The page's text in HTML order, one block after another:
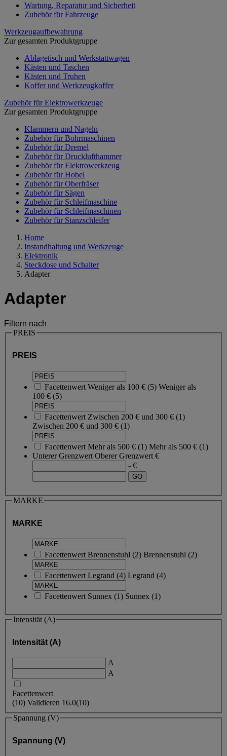
Wartung, Reparatur und Sicherheit
Zubehör für Fahrzeuge
Werkzeugaufbewahrung
Zur gesamten Produktgruppe
Ablagetisch und Werkstattwagen
Kästen und Taschen
Kästen und Truhen
Koffer und Werkzeugkoffer
Zubehör für Elektrowerkzeuge
Zur gesamten Produktgruppe
Klammern und Nageln
Zubehör für Bohrmaschinen
Zubehör für Dremel
Zubehör für Drucklufthammer
Zubehör für Elektrowerkzeug
Zubehör für Hobel
Zubehör für Oberfräser
Zubehör für Sägen
Zubehör für Schleifmaschine
Zubehör für Schleifmaschinen
Zubehör für Stanzschleifer
Home
Instandhaltung und Werkzeuge
Elektronik
Steckdose und Schalter
Adapter
Adapter
Filtern nach
PREIS
PREIS
Facettenwert Weniger als 100 € (5) Weniger als
100 € (5)
Facettenwert Zwischen 200 € und 300 € (1)
Zwischen 200 € und 300 € (1)
Facettenwert Mehr als 500 € (1) Mehr als 500 € (1)
Unterer Grenzwert Oberer Grenzwert €
- €
MARKE
MARKE
Facettenwert Brennenstuhl (2) Brennenstuhl (2)
Facettenwert Legrand (4) Legrand (4)
Facettenwert Sunnex (1) Sunnex (1)
Intensität (A)
Intensität (A)
A
A
Facettenwert
(10) Validieren 16.0(10)
Spannung (V)
Spannung (V)